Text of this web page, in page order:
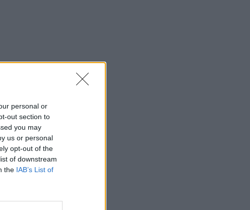
personal or
out section to
you may
us or personal
opt-out of the
of downstream
the IAB’s List of